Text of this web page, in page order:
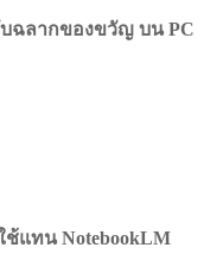
บฉลากของขวัญ บน PC
ช้แทน NotebookLM